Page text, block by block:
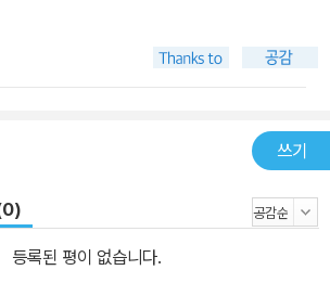
쓰기
등록된 평이 없습니다.